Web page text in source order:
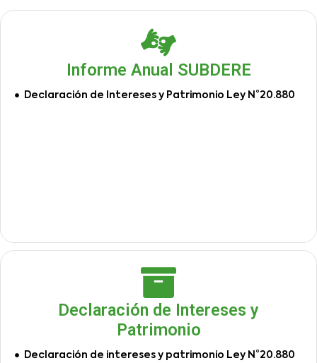
Informe Anual SUBDERE
Declaración de Intereses y Patrimonio Ley N°20.880
Declaración de Intereses y
Patrimonio
Declaración de intereses y patrimonio Ley N°20.880